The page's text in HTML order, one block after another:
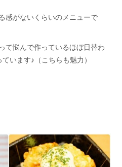
感がないくらいのメニューで
て悩んで作っているほぼ日替わ
ています♪（こちらも魅力）